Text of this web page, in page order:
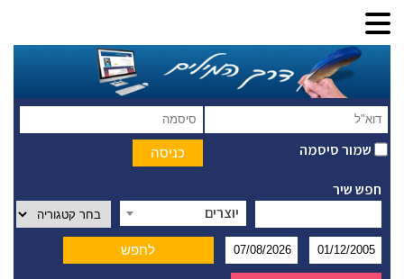
שמור סיסמה
חפש שיר
יוצרים